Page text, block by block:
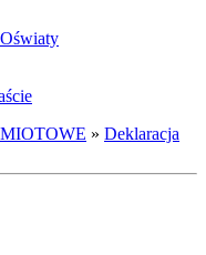
» Deklaracja